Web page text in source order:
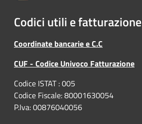
Codici utili e fatturazione
Coordinate bancarie e C.C
CUF - Codice Univoco Fatturazione
Codice ISTAT : 005
Codice Fiscale: 80001630054
P.Iva: 00876040056